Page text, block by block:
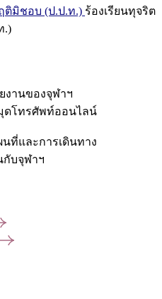
ติมิชอบ (ป.ป.ท.) ร้องเรียนทุจริต
.)
งานของจุฬาฯ
ดโทรศัพท์ออนไลน์
นที่และการเดินทาง
กับจุฬาฯ